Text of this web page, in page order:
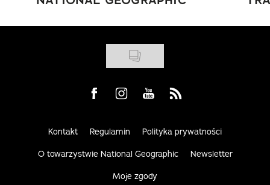
Visit us on Facebook
Visit us on Instagram
Visit us on Youtube
Visit us on Rss
Kontakt Regulamin Polityka prywatności
O towarzystwie National Geographic Newsletter
Moje zgody